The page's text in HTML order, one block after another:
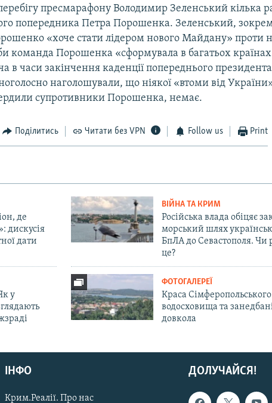
пресмарафону Володимир Зеленський кілька
попередника Петра Порошенка. Зеленський,
«хоче стати лідером нового Майдану» проти
команда Порошенка «сформувала в багатьох країнах
в часи закінчення каденції попереднього президента
наголошували, що ніякої «втоми від
супротивники Порошенка, немає.
Поділитись Читати без VPN Follow us Print
де
дискусія
дати
ВІЙНА ТА КРИМ
Російська влада обіцяє
морський шлях
БпЛА до Севастополя. Чи
це?
у
ФОТОГАЛЕРЕЇ
Краса Сімферопольського
водосховища та
довкола
ДОЛУЧАЙСЯ!
ІНФО
Крим.Реалії. Про нас